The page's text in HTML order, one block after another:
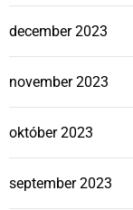
december 2023
november 2023
október 2023
september 2023